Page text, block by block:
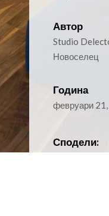
Автор
Studio
Новоселец
Година
февруари
Сподели: